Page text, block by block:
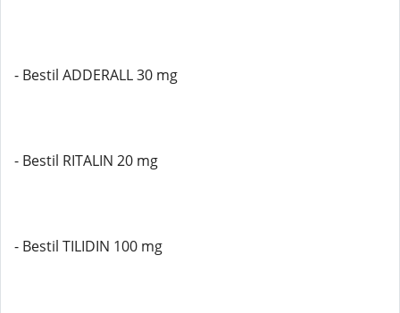
- Bestil ADDERALL 30 mg
- Bestil RITALIN 20 mg
- Bestil TILIDIN 100 mg